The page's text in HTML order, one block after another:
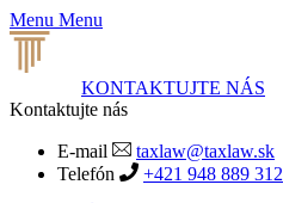
Menu Menu
KONTAKTUJTE NÁS
Kontaktujte nás
E-mail
taxlaw@taxlaw.sk
Telefón
+421 948 889 312